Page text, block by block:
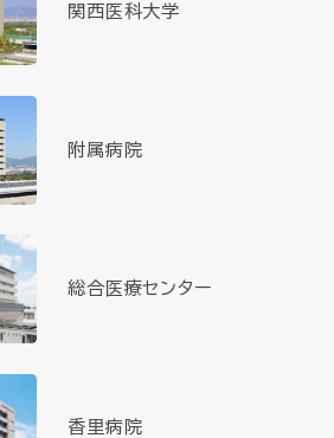
関西医科大学
附属病院
総合医療センター
香里病院